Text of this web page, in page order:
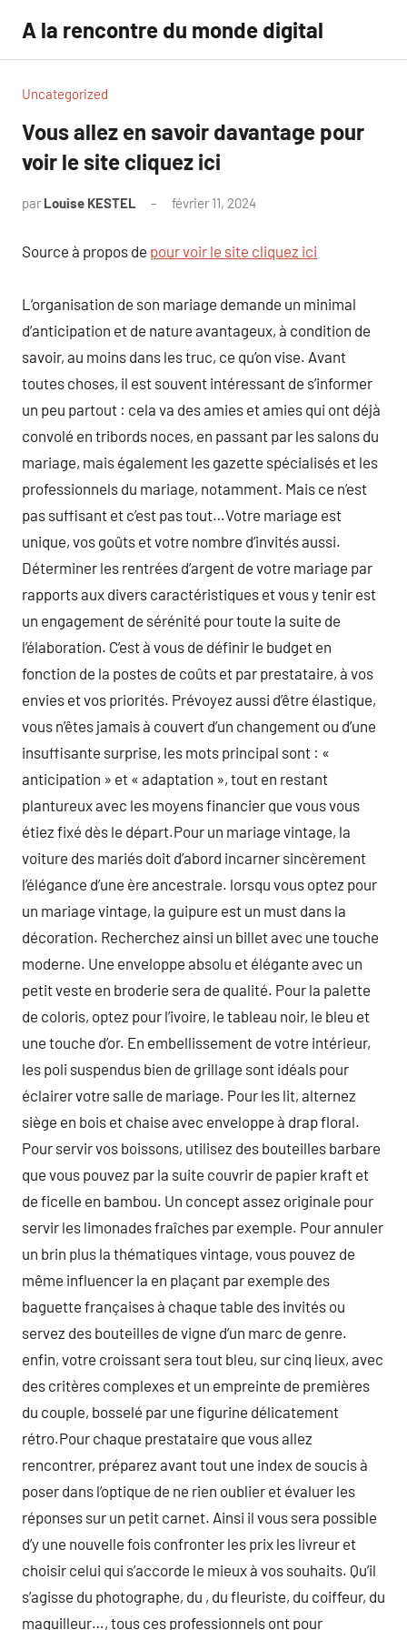
contenu
A la rencontre du monde digital
Uncategorized
Vous allez en savoir davantage pour
voir le site cliquez ici
par Louise KESTEL février 11, 2024
Source à propos de pour voir le site cliquez ici
L’organisation de son mariage demande un minimal
d’anticipation et de nature avantageux, à condition de
savoir, au moins dans les truc, ce qu’on vise. Avant
toutes choses, il est souvent intéressant de s’informer
un peu partout : cela va des amies et amies qui ont déjà
convolé en tribords noces, en passant par les salons du
mariage, mais également les gazette spécialisés et les
professionnels du mariage, notamment. Mais ce n’est
pas suffisant et c’est pas tout…Votre mariage est
unique, vos goûts et votre nombre d’invités aussi.
Déterminer les rentrées d’argent de votre mariage par
rapports aux divers caractéristiques et vous y tenir est
un engagement de sérénité pour toute la suite de
l’élaboration. C’est à vous de définir le budget en
fonction de la postes de coûts et par prestataire, à vos
envies et vos priorités. Prévoyez aussi d’être élastique,
vous n’êtes jamais à couvert d’un changement ou d’une
insuffisante surprise, les mots principal sont : «
anticipation » et « adaptation », tout en restant
plantureux avec les moyens financier que vous vous
étiez fixé dès le départ.Pour un mariage vintage, la
voiture des mariés doit d’abord incarner sincèrement
l’élégance d’une ère ancestrale. lorsqu vous optez pour
un mariage vintage, la guipure est un must dans la
décoration. Recherchez ainsi un billet avec une touche
moderne. Une enveloppe absolu et élégante avec un
petit veste en broderie sera de qualité. Pour la palette
de coloris, optez pour l’ivoire, le tableau noir, le bleu et
une touche d’or. En embellissement de votre intérieur,
les poli suspendus bien de grillage sont idéals pour
éclairer votre salle de mariage. Pour les lit, alternez
siège en bois et chaise avec enveloppe à drap floral.
Pour servir vos boissons, utilisez des bouteilles barbare
que vous pouvez par la suite couvrir de papier kraft et
de ficelle en bambou. Un concept assez originale pour
servir les limonades fraîches par exemple. Pour annuler
un brin plus la thématiques vintage, vous pouvez de
même influencer la en plaçant par exemple des
baguette françaises à chaque table des invités ou
servez des bouteilles de vigne d’un marc de genre.
enfin, votre croissant sera tout bleu, sur cinq lieux, avec
des critères complexes et un empreinte de premières
du couple, bosselé par une figurine délicatement
rétro.Pour chaque prestataire que vous allez
rencontrer, préparez avant tout une index de soucis à
poser dans l’optique de ne rien oublier et évaluer les
réponses sur un petit carnet. Ainsi il vous sera possible
d’y une nouvelle fois confronter les prix les livreur et
choisir celui qui s’accorde le mieux à vos souhaits. Qu’il
s’agisse du photographe, du , du fleuriste, du coiffeur, du
maquilleur…, tous ces professionnels ont pour